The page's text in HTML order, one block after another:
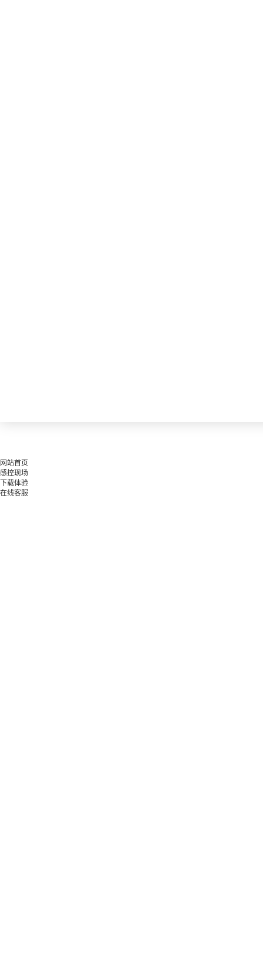
网站首页
感控现场
下载体验
在线客服